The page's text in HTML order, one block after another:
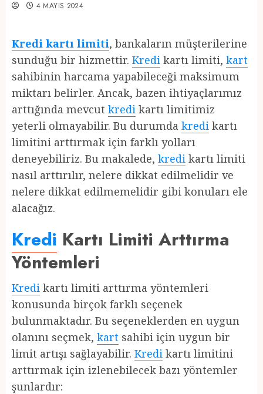
4 MAYIS 2024
Kredi kartı limiti, bankaların müşterilerine
sunduğu bir hizmettir. Kredi kartı limiti, kart
sahibinin harcama yapabileceği maksimum
miktarı belirler. Ancak, bazen ihtiyaçlarımız
arttığında mevcut kredi kartı limitimiz
yeterli olmayabilir. Bu durumda kredi kartı
limitini arttırmak için farklı yolları
deneyebiliriz. Bu makalede, kredi kartı limiti
nasıl arttırılır, nelere dikkat edilmelidir ve
nelere dikkat edilmemelidir gibi konuları ele
alacağız.
Kredi Kartı Limiti Arttırma
Yöntemleri
Kredi kartı limiti arttırma yöntemleri
konusunda birçok farklı seçenek
bulunmaktadır. Bu seçeneklerden en uygun
olanını seçmek, kart sahibi için uygun bir
limit artışı sağlayabilir. Kredi kartı limitini
arttırmak için izlenebilecek bazı yöntemler
şunlardır: